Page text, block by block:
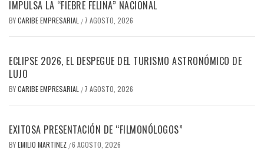
IMPULSA LA “FIEBRE FELINA” NACIONAL
BYCARIBE EMPRESARIAL / 7 AGOSTO, 2026
ECLIPSE 2026, EL DESPEGUE DEL TURISMO ASTRONÓMICO DE
LUJO
BYCARIBE EMPRESARIAL / 7 AGOSTO, 2026
EXITOSA PRESENTACIÓN DE “FILMONÓLOGOS”
BYEMILIO MARTINEZ /6 AGOSTO, 2026